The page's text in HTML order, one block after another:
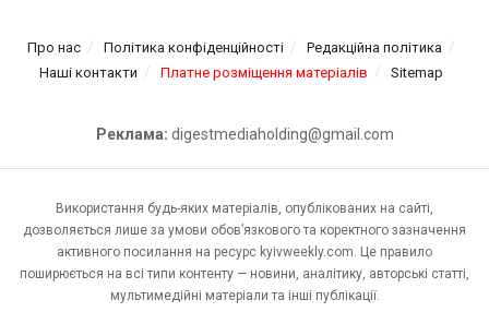
Про нас Політика конфіденційності
Редакційна політика
Наші контакти
Платне розміщення матеріалів Sitemap
Реклама: digestmediaholding@gmail.com
Використання будь-яких матеріалів, опублікованих на сайті,
дозволяється лише за умови обов’язкового та коректного зазначення
активного посилання на ресурс kyivweekly.com. Це правило
поширюється на всі типи контенту — новини, аналітику, авторські статті,
мультимедійні матеріали та інші публікації.